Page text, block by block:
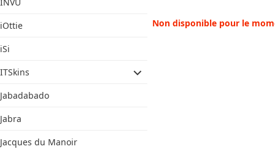
iOttie
iSi
ITSkins
Jabadabado
Jabra
Jacques du Manoir
Non disponible pour le